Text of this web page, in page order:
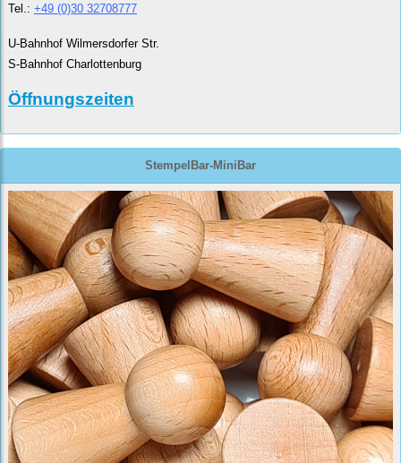
Tel.: +49 (0)30 32708777
U-Bahnhof Wilmersdorfer Str.
S-Bahnhof Charlottenburg
Öffnungszeiten
StempelBar-MiniBar